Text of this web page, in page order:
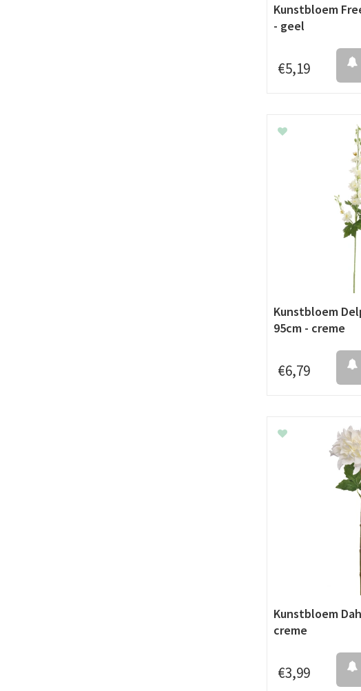
Kunstbloem
- geel
€5,19
Kunstbloem
95cm - creme
€6,79
Kunstbloem
creme
€3,99